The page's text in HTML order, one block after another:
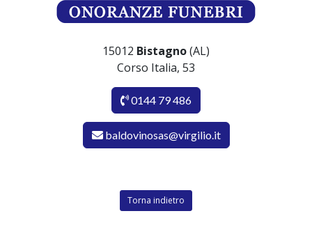
15012 Bistagno(AL)
Corso Italia, 53
0144 79 486
baldovinosas@virgilio.it
Torna indietro